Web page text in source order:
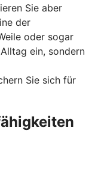
Sie aber
der
oder sogar
ein, sondern
Sie sich für